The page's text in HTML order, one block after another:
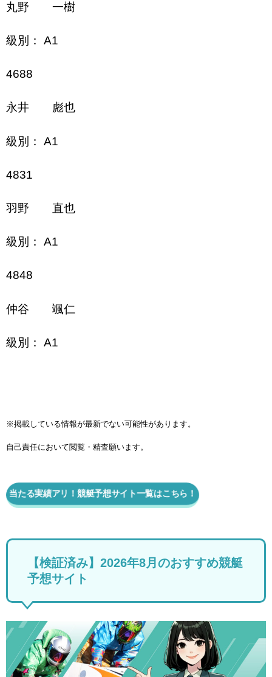
丸野 一樹
級別： A1
4688
永井 彪也
級別： A1
4831
羽野 直也
級別： A1
4848
仲谷 颯仁
級別： A1
※掲載している情報が最新でない可能性があります。
自己責任において閲覧・精査願います。
当たる実績アリ！競艇予想サイト一覧はこちら！
【検証済み】2026年8月のおすすめ競艇
予想サイト